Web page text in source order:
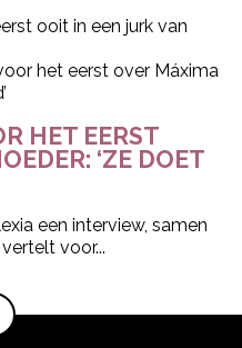
ooit in een jurk van
HET EERST
‘ZE DOET
een interview, samen
voor...